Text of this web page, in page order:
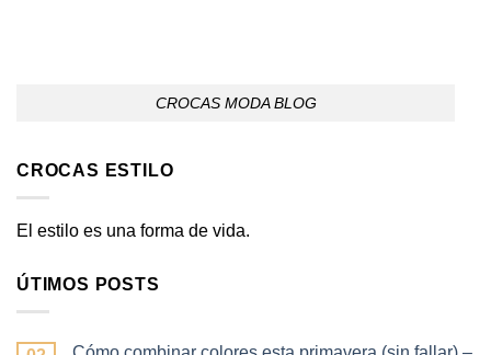
CROCAS MODA BLOG
CROCAS ESTILO
El estilo es una forma de vida.
ÚTIMOS POSTS